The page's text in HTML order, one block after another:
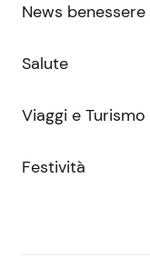
News benessere
Salute
Viaggi e Turismo
Festività